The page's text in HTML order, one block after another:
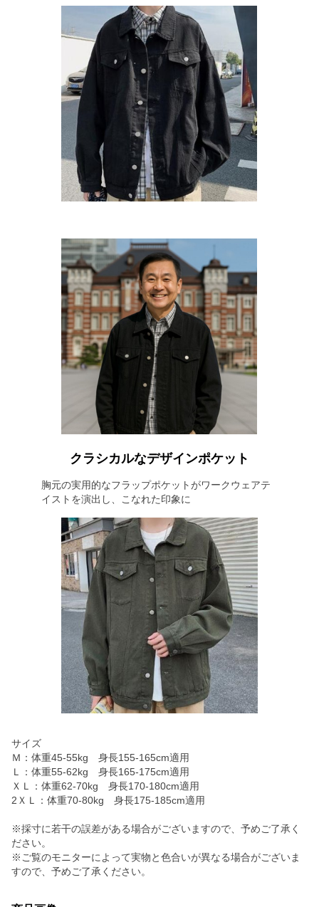
クラシカルなデザインポケット
胸元の実用的なフラップポケットがワークウェアテ
イストを演出し、こなれた印象に
サイズ
Ｍ：体重45-55kg 身長155-165cm適用
Ｌ：体重55-62kg 身長165-175cm適用
ＸＬ：体重62-70kg 身長170-180cm適用
2ＸＬ：体重70-80kg 身長175-185cm適用
※採寸に若干の誤差がある場合がございますので、予めご了承く
ださい。
※ご覧のモニターによって実物と色合いが異なる場合がございま
すので、予めご了承ください。